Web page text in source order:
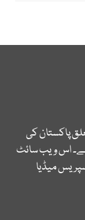
پاکستان کی
اس ویب سائٹ
میڈیا